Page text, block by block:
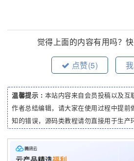
觉得上面的内容有用吗？快
点赞(5)
温馨提示 : 本站内容来自会员投稿以及互
作者总结编辑，请大家在使用过程中提前
知的错误，源码类教程请勿直接用于生产